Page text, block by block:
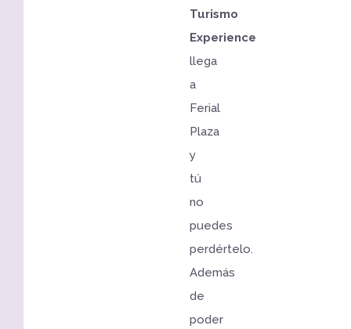
Turismo
Experience
llega
a
Ferial
Plaza
y
tú
no
puedes
perdértelo.
Además
de
poder